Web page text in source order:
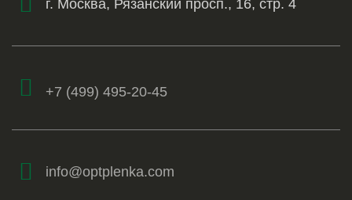
г. Москва, Рязанский просп., 16, стр. 4
+7 (499) 495-20-45
info@optplenka.com